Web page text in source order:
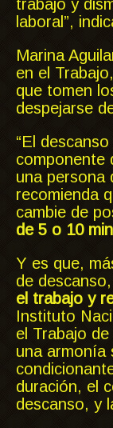
trabajo y
laboral”,
Marina
en el
que tomen
despejarse
“El
componente
una persona
recomienda
cambie de
de 5 o 10
Y es que,
de
el trabajo y
Instituto
el Trabajo
una armonía
duración, el
descanso, y